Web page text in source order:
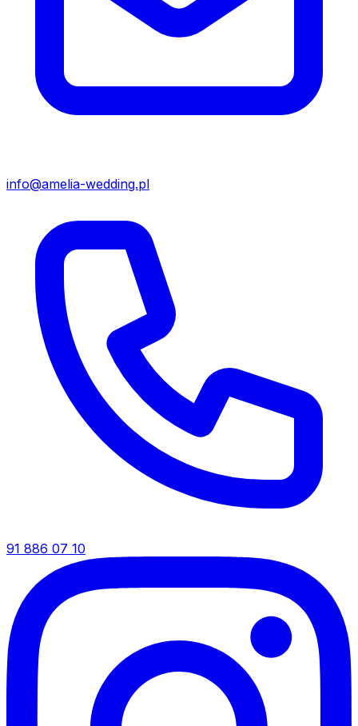
info@amelia-wedding.pl
91 886 07 10